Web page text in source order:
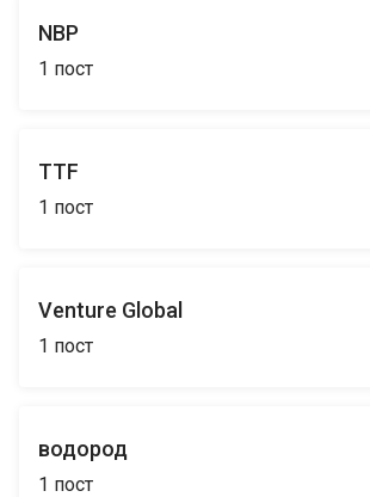
NBP
1 пост
TTF
1 пост
Venture Global
1 пост
водород
1 пост